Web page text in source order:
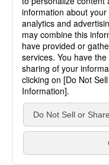
麹町店
〒102-
13 8F［
TEL：
3116
大阪店
〒541-
4-2-10
大西ビル
TEL：
7887
© Bonjinsha